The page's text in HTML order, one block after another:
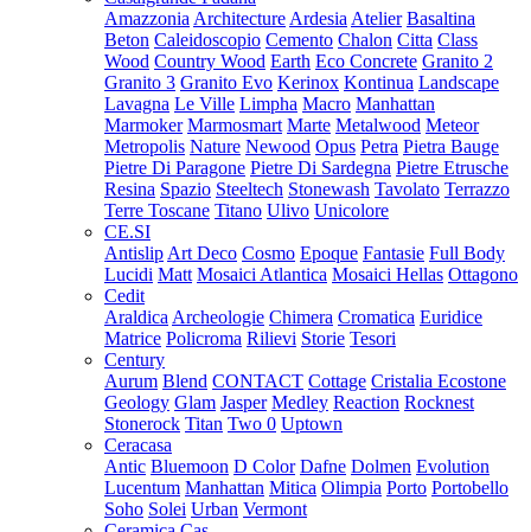
Amazzonia Architecture Ardesia Atelier Basaltina
Beton Caleidoscopio Cemento Chalon Citta Class
Wood Country Wood Earth Eco Concrete Granito 2
Granito 3 Granito Evo Kerinox Kontinua Landscape
Lavagna Le Ville Limpha Macro Manhattan
Marmoker Marmosmart Marte Metalwood Meteor
Metropolis Nature Newood Opus Petra Pietra Bauge
Pietre Di Paragone Pietre Di Sardegna Pietre Etrusche
Resina Spazio Steeltech Stonewash Tavolato Terrazzo
Terre Toscane Titano Ulivo Unicolore
CE.SI
Antislip Art Deco Cosmo Epoque Fantasie Full Body
Lucidi Matt Mosaici Atlantica Mosaici Hellas Ottagono
Cedit
Araldica Archeologie Chimera Cromatica Euridice
Matrice Policroma Rilievi Storie Tesori
Century
Aurum Blend CONTACT Cottage Cristalia Ecostone
Geology Glam Jasper Medley Reaction Rocknest
Stonerock Titan Two 0 Uptown
Ceracasa
Antic Bluemoon D Color Dafne Dolmen Evolution
Lucentum Manhattan Mitica Olimpia Porto Portobello
Soho Solei Urban Vermont